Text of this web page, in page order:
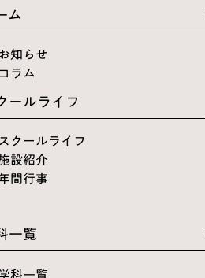
ム
お知らせ
コラム
ールライフ
スクールライフ
設紹介
間行事
一覧